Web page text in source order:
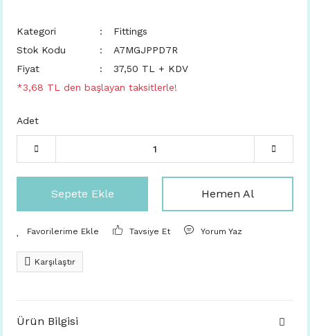
Kategori
Fittings
Stok Kodu
A7MGJPPD7R
Fiyat
37,50 TL + KDV
*3,68 TL den başlayan taksitlerle!
Adet
Sepete Ekle Hemen Al
Tavsiye Et Yorum Yaz
Karşılaştır
Ürün Bilgisi